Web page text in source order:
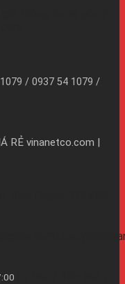
/ 0937 54 1079 /
RẺ vinanetco.com |
https://